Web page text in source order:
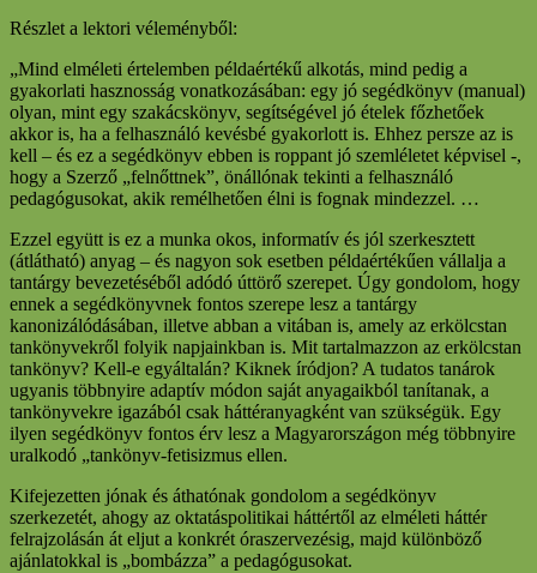
Részlet a lektori véleményből:
„Mind elméleti értelemben példaértékű alkotás, mind pedig a
gyakorlati hasznosság vonatkozásában: egy jó segédkönyv (manual)
olyan, mint egy szakácskönyv, segítségével jó ételek főzhetőek
akkor is, ha a felhasználó kevésbé gyakorlott is. Ehhez persze az is
kell – és ez a segédkönyv ebben is roppant jó szemléletet képvisel -,
hogy a Szerző „felnőttnek”, önállónak tekinti a felhasználó
pedagógusokat, akik remélhetően élni is fognak mindezzel. …
Ezzel együtt is ez a munka okos, informatív és jól szerkesztett
(átlátható) anyag – és nagyon sok esetben példaértékűen vállalja a
tantárgy bevezetéséből adódó úttörő szerepet. Úgy gondolom, hogy
ennek a segédkönyvnek fontos szerepe lesz a tantárgy
kanonizálódásában, illetve abban a vitában is, amely az erkölcstan
tankönyvekről folyik napjainkban is. Mit tartalmazzon az erkölcstan
tankönyv? Kell-e egyáltalán? Kiknek íródjon? A tudatos tanárok
ugyanis többnyire adaptív módon saját anyagaikból tanítanak, a
tankönyvekre igazából csak háttéranyagként van szükségük. Egy
ilyen segédkönyv fontos érv lesz a Magyarországon még többnyire
uralkodó „tankönyv-fetisizmus ellen.
Kifejezetten jónak és áthatónak gondolom a segédkönyv
szerkezetét, ahogy az oktatáspolitikai háttértől az elméleti háttér
felrajzolásán át eljut a konkrét óraszervezésig, majd különböző
ajánlatokkal is „bombázza” a pedagógusokat.